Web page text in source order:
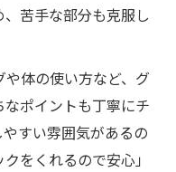
苦手な部分も克服し
体の使い方など、グ
ポイントも丁寧にチ
すい雰囲気があるの
をくれるので安心」